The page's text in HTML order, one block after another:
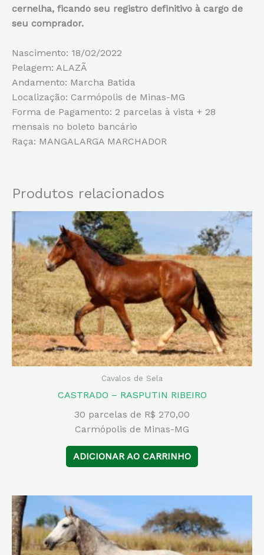
cernelha, ficando seu registro definitivo à cargo de
seu comprador.
Nascimento: 18/02/2022
Pelagem: ALAZÃ
Andamento: Marcha Batida
Localização: Carmópolis de Minas-MG
Forma de Pagamento: 2 parcelas à vista + 28
mensais no boleto bancário
Raça: MANGALARGA MARCHADOR
Produtos relacionados
Cavalos de Sela
CASTRADO – RASPUTIN RIBEIRO
30 parcelas de R$ 270,00
Carmópolis de Minas-MG
ADICIONAR AO CARRINHO